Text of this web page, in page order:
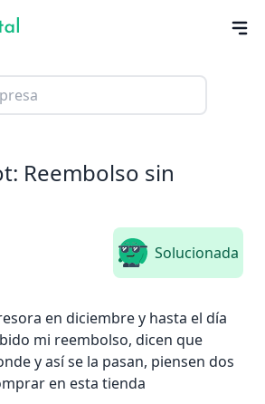
Reembolso sin
Solucionada
en diciembre y hasta el día
mi reembolso, dicen que
y así se la pasan, piensen dos
en esta tienda